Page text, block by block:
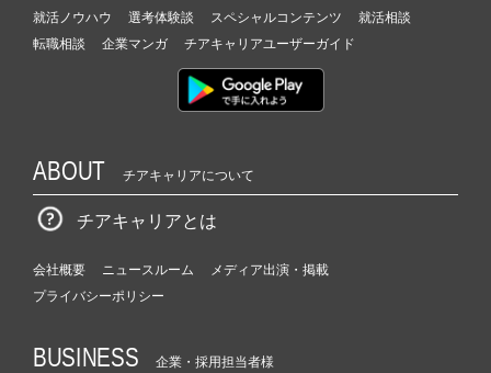
就活ノウハウ 選考体験談 スペシャルコンテンツ
就活相談
転職相談
企業マンガ チアキャリアユーザーガイド
ABOUT チアキャリアについて
チアキャリアとは
会社概要 ニュースルーム
メディア出演・掲載
プライバシーポリシー
BUSINESS 企業・採用担当者様